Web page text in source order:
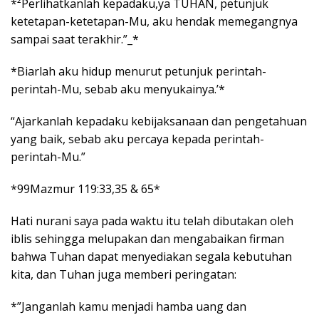
*²Perlihatkanlah kepadaku,ya TUHAN, petunjuk
ketetapan-ketetapan-Mu, aku hendak memegangnya
sampai saat terakhir.”_*
*Biarlah aku hidup menurut petunjuk perintah-
perintah-Mu, sebab aku menyukainya.’*
“Ajarkanlah kepadaku kebijaksanaan dan pengetahuan
yang baik, sebab aku percaya kepada perintah-
perintah-Mu.”
*99Mazmur 119:33,35 & 65*
Hati nurani saya pada waktu itu telah dibutakan oleh
iblis sehingga melupakan dan mengabaikan firman
bahwa Tuhan dapat menyediakan segala kebutuhan
kita, dan Tuhan juga memberi peringatan:
*”Janganlah kamu menjadi hamba uang dan